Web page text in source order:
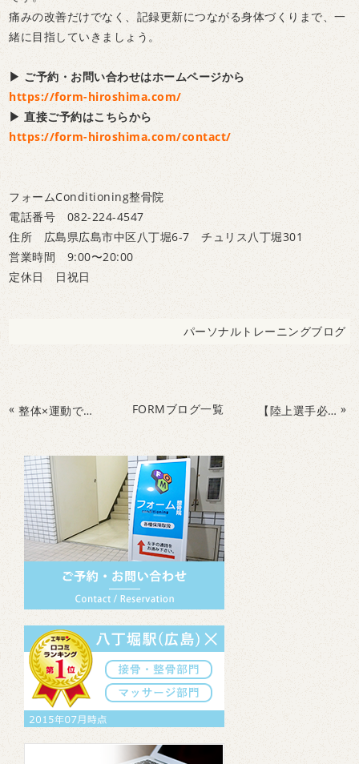
痛みの改善だけでなく、記録更新につながる身体づくりまで、一
緒に目指していきましょう。
▶ ご予約・お問い合わせはホームページから
https://form-hiroshima.com/
▶ 直接ご予約はこちらから
https://form-hiroshima.com/contact/
フォームConditioning整骨院
電話番号 082-224-4547
住所 広島県広島市中区八丁堀6-7 チュリス八丁堀301
営業時間 9:00〜20:00
定休日 日祝日
パーソナルトレーニングブログ
« 整体×運動で変わる！ケガを予防しながら記録を伸ばす陸上パーソナルトレーニング FORMブログ一覧 【陸上選手必見！】なぜ速い選手ほどリラックスして走れるの？力みがタイムを落とす »